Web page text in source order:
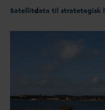
Satellitdata til stratetegisk ledningsnet overvågning (SASLO)